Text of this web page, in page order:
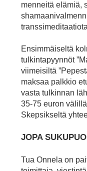
menneitä elämiä,
Ensimmäiseltä
tulkintapyynnöt
viimeisiltä
maksaa palkkio
vasta tulkinnan
35-75 euron
Skepsikseltä
JOPA
Tua Onnela on